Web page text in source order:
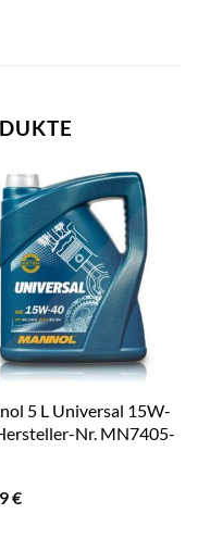
5 L Universal 15W-
Nr. MN7405-
€